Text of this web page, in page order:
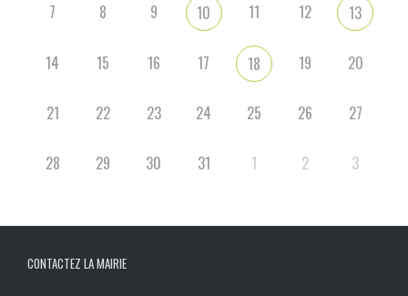
7 8 9 10 11 12 13
14 15 16 17 18 19 20
21 22 23 24 25 26 27
28 29 30 31 1 2 3
CONTACTEZ LA MAIRIE